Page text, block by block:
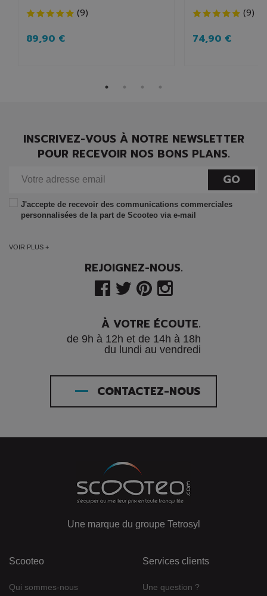
(9)
89,90 €
(9)
74,90 €
INSCRIVEZ-VOUS À NOTRE NEWSLETTER
POUR RECEVOIR NOS BONS PLANS.
GO
J'accepte de recevoir des communications commerciales
personnalisées de la part de Scooteo via e-mail
VOIR PLUS +
REJOIGNEZ-NOUS.
À VOTRE ÉCOUTE.
de 9h à 12h et de 14h à 18h
du lundi au vendredi
CONTACTEZ-NOUS
Une marque du groupe Tetrosyl
Scooteo
Qui sommes-nous
Services clients
Une question ?